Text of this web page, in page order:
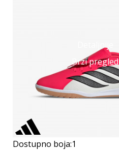
Detaljnije
Brzi pregled
Dostupno boja:1